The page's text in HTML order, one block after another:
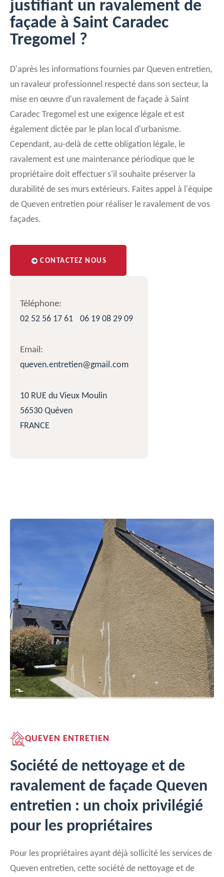
justifiant un ravalement de
façade à Saint Caradec
Tregomel ?
D'après les informations fournies par Queven entretien,
un ravaleur professionnel respecté dans son secteur, la
mise en œuvre d'un ravalement de façade à Saint
Caradec Tregomel est une exigence légale et est
également dictée par le plan local d'urbanisme.
Cependant, au-delà de cette obligation légale, le
ravalement est une maintenance périodique que le
propriétaire doit effectuer s'il souhaite préserver la
durabilité de ses murs extérieurs. Faites appel à l'équipe
de Queven entretien pour réaliser le ravalement de vos
façades.
CONTACTEZ NOUS
Téléphone:
02 52 56 17 61
06 19 08 29 09
Email:
queven.entretien@gmail.com
10 RUE du Vieux Moulin
56530 Quéven
FRANCE
QUEVEN ENTRETIEN
Société de nettoyage et de
ravalement de façade Queven
entretien : un choix privilégié
pour les propriétaires
Pour les propriétaires ayant déjà sollicité les services de
Queven entretien, cette société de nettoyage et de